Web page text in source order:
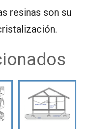
resinas son su